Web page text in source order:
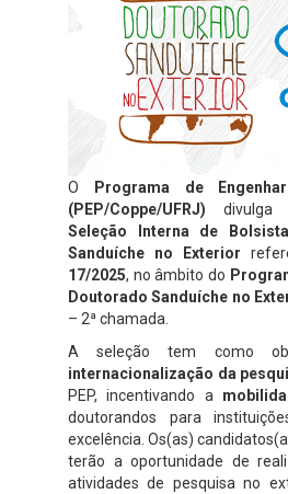
O
Programa de
(PEP/Coppe/UFRJ)
Seleção Interna de
Sanduíche no Exterior
17/2025, no âmbito do
Doutorado Sanduíche no
– 2ª chamada.
A seleção tem como
internacionalização da
PEP, incentivando a
doutorandos para
excelência. Os(as)
terão a oportunidade de
atividades de pesquisa no